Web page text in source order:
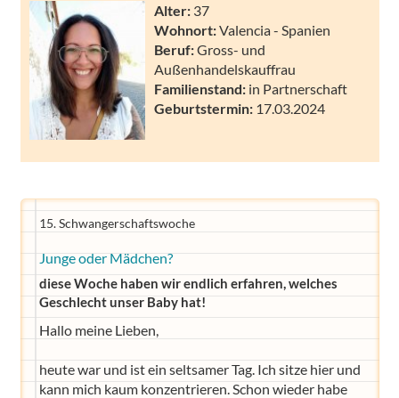
Alter: 37
Wohnort:Valencia - Spanien
Beruf:Gross- und
Außenhandelskauffrau
Familienstand: in Partnerschaft
Geburtstermin: 17.03.2024
15. Schwangerschaftswoche
Junge oder Mädchen?
diese Woche haben wir endlich erfahren, welches
Geschlecht unser Baby hat!
Hallo meine Lieben,
heute war und ist ein seltsamer Tag. Ich sitze hier und
kann mich kaum konzentrieren. Schon wieder habe